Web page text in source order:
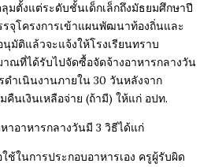
มตั้งแต่ระดับชั้นเด็กเล็กถึงมัธยมศึกษาปี
จุโครงการเข้าแผนพัฒนาท้องถิ่นและ
มัติแล้วจะแจ้งให้โรงเรียนทราบ
าณที่ได้รับไปจัดซื้อจัดจ้างอาหารกลางวัน
ดำเนินงานภายใน 30 วันหลังจาก
คืนเงินเหลือจ่าย (ถ้ามี) ให้แก่ อปท.
าอาหารกลางวันมี 3 วิธีได้แก่
ช้ในการประกอบอาหารเอง ครูผู้รับผิด